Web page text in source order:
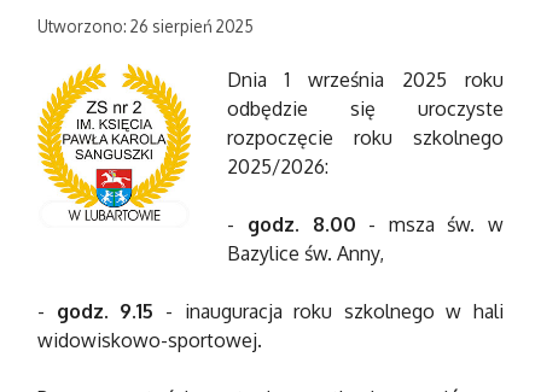
Utworzono: 26 sierpień 2025
Dnia 1 września 2025 roku
odbędzie się uroczyste
rozpoczęcie roku szkolnego
2025/2026:
- godz. 8.00 - msza św. w
Bazylice św. Anny,
- godz. 9.15 - inauguracja roku szkolnego w hali
widowiskowo-sportowej.